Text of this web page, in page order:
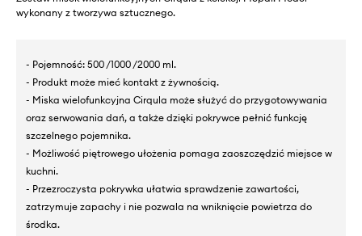
wykonany z tworzywa sztucznego.
- Pojemność: 500 /1000 /2000 ml.
- Produkt może mieć kontakt z żywnością.
- Miska wielofunkcyjna Cirqula może służyć do przygotowywania
oraz serwowania dań, a także dzięki pokrywce pełnić funkcję
szczelnego pojemnika.
- Możliwość piętrowego ułożenia pomaga zaoszczędzić miejsce w
kuchni.
- Przezroczysta pokrywka ułatwia sprawdzenie zawartości,
zatrzymuje zapachy i nie pozwala na wniknięcie powietrza do
środka.